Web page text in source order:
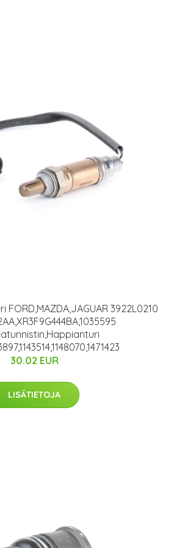
FORD,MAZDA,JAGUAR 3922L0210
30.02 EUR
LISÄTIETOJA